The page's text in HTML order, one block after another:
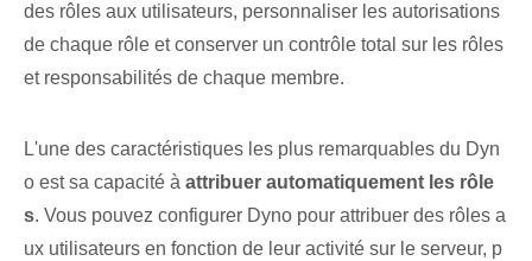
des rôles aux utilisateurs, personnaliser les autorisations
de chaque rôle et conserver un contrôle total sur les rôles
et responsabilités de chaque membre.
L'une des caractéristiques les plus remarquables du Dyn
o est sa capacité à attribuer automatiquement les rôle
s. Vous pouvez configurer Dyno pour attribuer des rôles a
ux utilisateurs en fonction de leur activité sur le serveur, p